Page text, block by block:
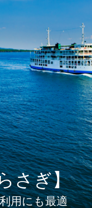
さぎ】
用にも最適